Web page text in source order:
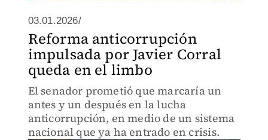
03.01.2026/
Reforma anticorrupción
impulsada por Javier Corral
queda en el limbo
El senador prometió que marcaría un
antes y un después en la lucha
anticorrupción, en medio de un sistema
nacional que ya ha entrado en crisis.